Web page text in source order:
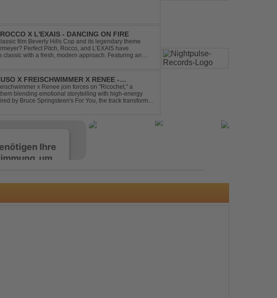
X L'EXAIS - DANCING ON FIRE
film Beverly Hills Cop and its legendary theme
Perfect Pitch, Rocco, and L’EXAIS have
classic with a fresh, modern approach. Featuring an
X FREISCHWIMMER X RENEE -
x Renee join forces on "Ricochet," a
blending emotional storytelling with high-energy
by Bruce Springsteen's For You, the track transforms
Ihre
um
zu laden!
Spotify,